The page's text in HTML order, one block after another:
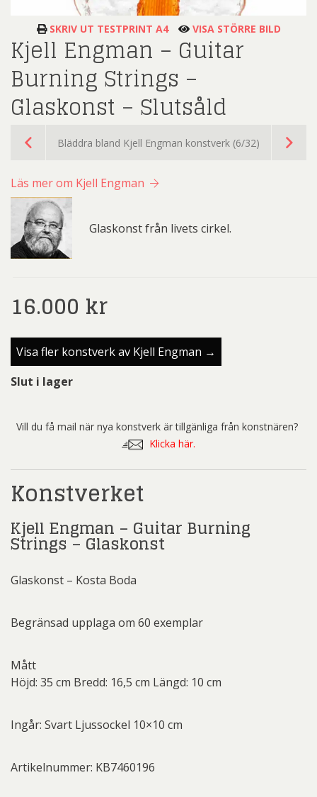
SKRIV UT TESTPRINT A4 VISA STÖRRE BILD
Kjell Engman – Guitar
Burning Strings –
Glaskonst – Slutsåld
Bläddra bland Kjell Engman konstverk (6/32)
Läs mer om Kjell Engman
Glaskonst från livets cirkel.
16.000 kr
Visa fler konstverk av Kjell Engman →
Slut i lager
Vill du få mail när nya konstverk är tillgänliga från konstnären?
Klicka här.
Konstverket
Kjell Engman – Guitar Burning
Strings – Glaskonst
Glaskonst – Kosta Boda
Begränsad upplaga om 60 exemplar
Mått
Höjd: 35 cm Bredd: 16,5 cm Längd: 10 cm
Ingår: Svart Ljussockel 10×10 cm
Artikelnummer: KB7460196